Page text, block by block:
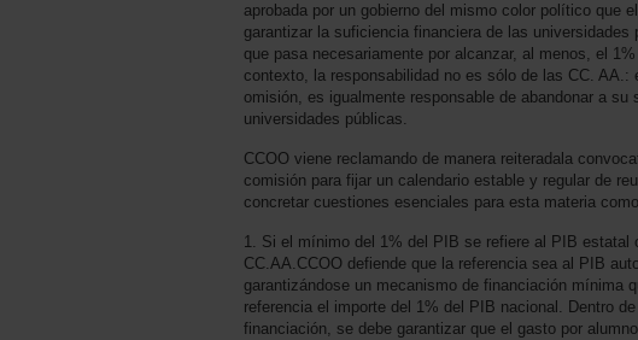
aprobada por un gobierno del mismo color político que
garantizar la suficiencia financiera de las universidades
que pasa necesariamente por alcanzar, al menos, el
contexto, la responsabilidad no es sólo de las CC. AA.:
omisión, es igualmente responsable de abandonar a su
universidades públicas.
CCOO viene reclamando de manera reiteradala
comisión para fijar un calendario estable y regular de
concretar cuestiones esenciales para esta materia
1. Si el mínimo del 1% del PIB se refiere al PIB estatal
CC.AA.CCOO defiende que la referencia sea al PIB
garantizándose un mecanismo de financiación mínima
referencia el importe del 1% del PIB nacional. Dentro
financiación, se debe garantizar que el gasto por